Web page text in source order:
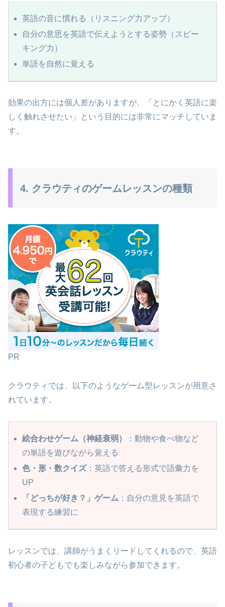
英語の音に慣れる（リスニング力アップ）
自分の意思を英語で伝えようとする姿勢（スピー
キング力）
単語を自然に覚える
効果の出方には個人差がありますが、「とにかく英語に楽
しく触れさせたい」という目的には非常にマッチしていま
す。
4. クラウティのゲームレッスンの種類
PR
クラウティでは、以下のようなゲーム型レッスンが用意さ
れています。
絵合わせゲーム（神経衰弱）
：動物や食べ物など
の単語を遊びながら覚える
色・形・数クイズ：英語で答える形式で語彙力を
UP
「どっちが好き？」ゲーム ：自分の意見を英語で
表現する練習に
レッスンでは、講師がうまくリードしてくれるので、英語
初心者の子どもでも楽しみながら参加できます。